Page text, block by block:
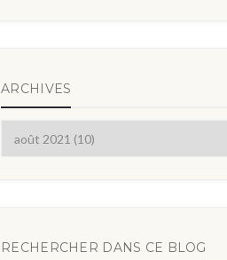
ARCHIVES
RECHERCHER DANS CE BLOG